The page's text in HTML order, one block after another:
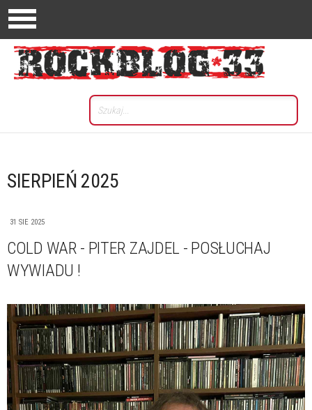
SIERPIEŃ 2025
31 SIE 2025
COLD WAR - PITER ZAJDEL - POSŁUCHAJ
WYWIADU !